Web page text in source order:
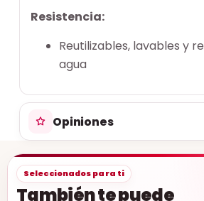
Resistencia:
Reutilizables, lavables y
agua
Opiniones
Seleccionados para ti
También te puede